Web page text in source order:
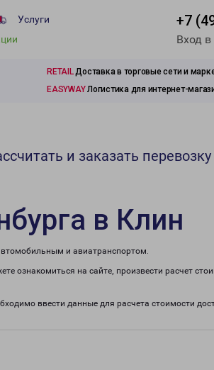
Услуги
+7
Вход
RETAILДоставка в торговые сети и
EASYWAYЛогистика для интернет-
и заказать перевозку
в Клин
и авиатранспортом.
ознакомиться на сайте, произвести расчет
ввести данные для расчета стоимости